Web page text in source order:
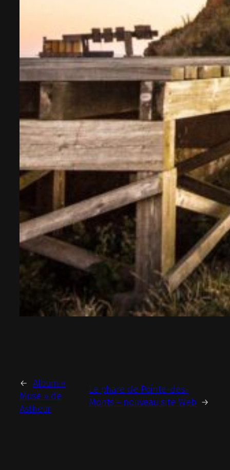
← Album «
Muse » de
Astheur
Le phare de Pointe-des-
Monts – nouveau site Web →